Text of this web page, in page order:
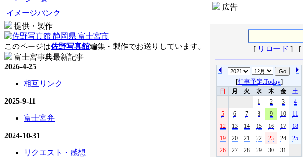
イメージバンク
提供・製作
このページは佐野写真館編集・製作でお送りしています。
富士宮事典最新記事
2026-4-25
相互リンク
2025-9-11
富士宮弁
2024-10-31
リクエスト・感想
広告
[ リロード ] [
[行事予定.Today]
日 月 火 水 木 金
土
1
2 3
4
5
6 7 8 9 10
11
12
13 14 15 16 17
18
19
20 21 22 23 24
25
26
27 28 29 30 31